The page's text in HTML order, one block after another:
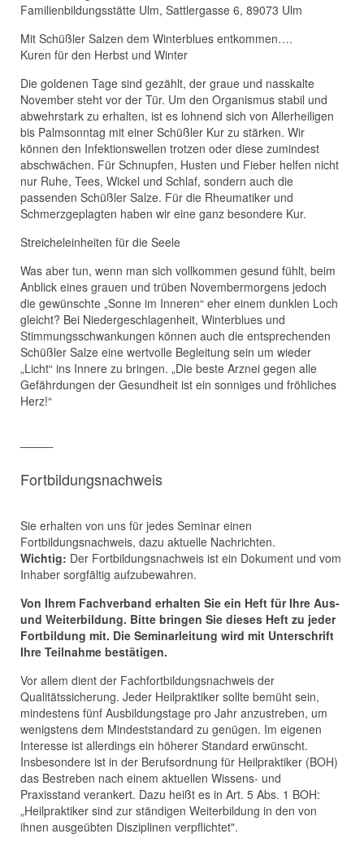
Familienbildungsstätte Ulm, Sattlergasse 6, 89073 Ulm
Mit Schüßler Salzen dem Winterblues entkommen….
Kuren für den Herbst und Winter
Die goldenen Tage sind gezählt, der graue und nasskalte
November steht vor der Tür. Um den Organismus stabil und
abwehrstark zu erhalten, ist es lohnend sich von Allerheiligen
bis Palmsonntag mit einer Schüßler Kur zu stärken. Wir
können den Infektionswellen trotzen oder diese zumindest
abschwächen. Für Schnupfen, Husten und Fieber helfen nicht
nur Ruhe, Tees, Wickel und Schlaf, sondern auch die
passenden Schüßler Salze. Für die Rheumatiker und
Schmerzgeplagten haben wir eine ganz besondere Kur.
Streicheleinheiten für die Seele
Was aber tun, wenn man sich vollkommen gesund fühlt, beim
Anblick eines grauen und trüben Novembermorgens jedoch
die gewünschte „Sonne im Inneren“ eher einem dunklen Loch
gleicht? Bei Niedergeschlagenheit, Winterblues und
Stimmungsschwankungen können auch die entsprechenden
Schüßler Salze eine wertvolle Begleitung sein um wieder
„Licht“ ins Innere zu bringen. „Die beste Arznei gegen alle
Gefährdungen der Gesundheit ist ein sonniges und fröhliches
Herz!“
Fortbildungsnachweis
Sie erhalten von uns für jedes Seminar einen
Fortbildungsnachweis, dazu aktuelle Nachrichten.
Wichtig: Der Fortbildungsnachweis ist ein Dokument und vom
Inhaber sorgfältig aufzubewahren.
Von Ihrem Fachverband erhalten Sie ein Heft für Ihre Aus-
und Weiterbildung. Bitte bringen Sie dieses Heft zu jeder
Fortbildung mit. Die Seminarleitung wird mit Unterschrift
Ihre Teilnahme bestätigen.
Vor allem dient der Fachfortbildungsnachweis der
Qualitätssicherung. Jeder Heilpraktiker sollte bemüht sein,
mindestens fünf Ausbildungstage pro Jahr anzustreben, um
wenigstens dem Mindeststandard zu genügen. Im eigenen
Interesse ist allerdings ein höherer Standard erwünscht.
Insbesondere ist in der Berufsordnung für Heilpraktiker (BOH)
das Bestreben nach einem aktuellen Wissens- und
Praxisstand verankert. Dazu heißt es in Art. 5 Abs. 1 BOH:
„Heilpraktiker sind zur ständigen Weiterbildung in den von
ihnen ausgeübten Disziplinen verpflichtet".